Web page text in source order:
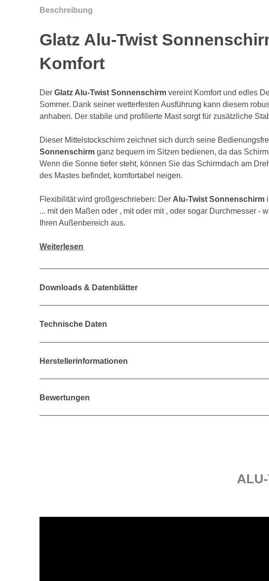
Beschreibung
Glatz Alu-Twist
Komfort
Der Glatz Alu-Twist Sonnenschirm vereint Komfort und edles
Sommer. Dank seiner wetterfesten Ausführung kann diesem
anhaben. Der stabile und profilierte Mast sorgt für zusätzliche
Dieser Mittelstockschirm zeichnet sich durch seine
Sonnenschirm ganz bequem im Sitzen bedienen, da das
Wenn die Sonne tiefer steht, können Sie das Schirmdach am
des Mastes befindet, komfortabel neigen.
Flexibilität wird großgeschrieben: Der Alu-Twist Sonnenschirm
... mit den Maßen oder , mit oder mit , oder sogar Durchmesser -
Ihren Außenbereich aus.
Weiterlesen
Downloads & Datenblätter
Technische Daten
Herstellerinformationen
Bewertungen